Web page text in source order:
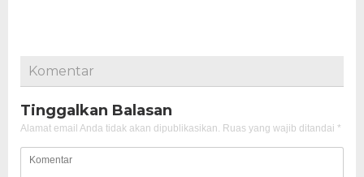
Komentar
Tinggalkan Balasan
Alamat email Anda tidak akan dipublikasikan. Ruas yang wajib ditandai *